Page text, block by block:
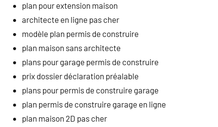
plan pour extension maison
architecte en ligne pas cher
modèle plan permis de construire
plan maison sans architecte
plans pour garage permis de construire
prix dossier déclaration préalable
plans pour permis de construire garage
plan permis de construire garage en ligne
plan maison 2D pas cher